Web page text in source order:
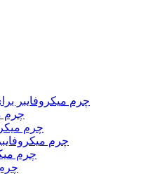
چرم میکروفایبر
چرم
چرم
چرم
چرم